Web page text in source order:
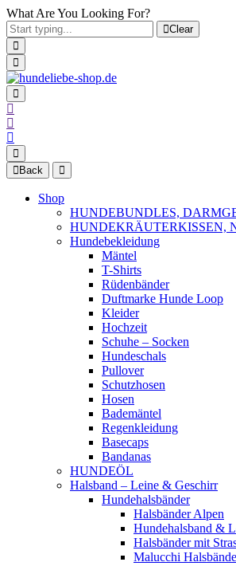
What Are You Looking For?
Clear
Back
Shop
HUNDEBUNDLES,
HUNDEKRÄUTERKISSEN,
Hundebekleidung
Mäntel
T-Shirts
Rüdenbänder
Duftmarke Hunde Loop
Kleider
Hochzeit
Schuhe – Socken
Hundeschals
Pullover
Schutzhosen
Hosen
Bademäntel
Regenkleidung
Basecaps
Bandanas
HUNDEÖL
Halsband – Leine & Geschirr
Hundehalsbänder
Halsbänder Alpen
Hundehalsband &
Halsbänder mit
Malucchi